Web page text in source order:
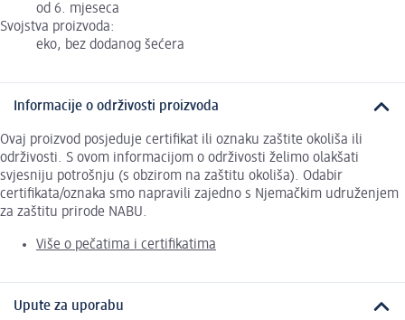
od 6. mjeseca
Svojstva proizvoda:
eko, bez dodanog šećera
Informacije o održivosti proizvoda
Ovaj proizvod posjeduje certifikat ili oznaku zaštite okoliša ili
održivosti. S ovom informacijom o održivosti želimo olakšati
svjesniju potrošnju (s obzirom na zaštitu okoliša). Odabir
certifikata/oznaka smo napravili zajedno s Njemačkim udruženjem
za zaštitu prirode NABU.
Više o pečatima i certifikatima
Upute za uporabu